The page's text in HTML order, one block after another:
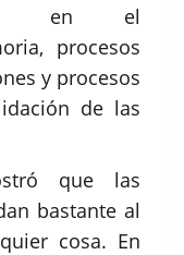
en el
procesos
y procesos
de las
que las
bastante al
cosa. En